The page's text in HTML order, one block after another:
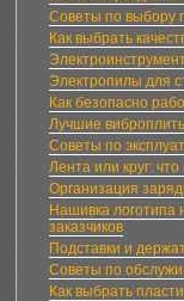
Советы по выбору
Как выбрать
Электропилы для
Как безопасно
Лучшие
Советы по
Лента или круг:
Организация
Нашивка логотипа
заказчиков
Подставки и
Советы по
Как выбрать